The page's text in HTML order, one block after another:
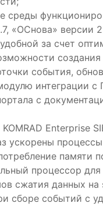
среды
«ОСнова» версии
за счет
события,
интеграции
с
Enterprise
ускорены
памяти
процессор
сжатия данных на
сборе событий с